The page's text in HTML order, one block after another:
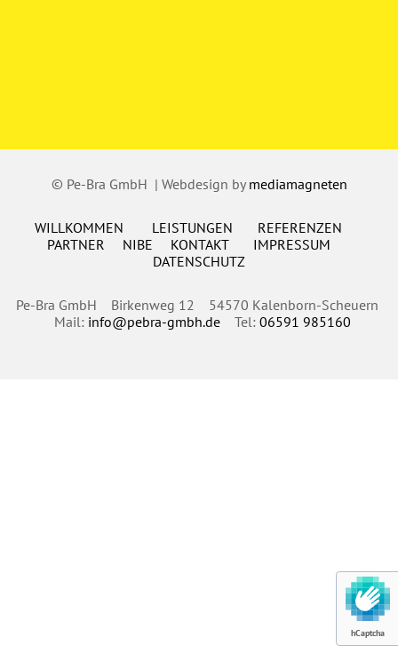
hCaptcha
© Pe-Bra GmbH | Webdesign by mediamagneten
WILLKOMMEN LEISTUNGEN
REFERENZEN
PARTNER
NIBE KONTAKT
IMPRESSUM
DATENSCHUTZ
Pe-Bra GmbH Birkenweg 12 54570 Kalenborn-Scheuern
Mail: info@pebra-gmbh.de Tel: 06591 985160